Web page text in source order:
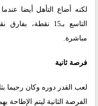
لكنه أضاع التأهل أيضا
مباشرة.
فرصة ثانية
لعب القدر دوره وكان رحيما
الفرصة الثانية ليتم الإطاحة